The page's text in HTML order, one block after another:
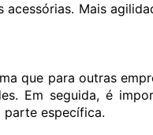
Mais
que para outras
Em seguida, é
parte específica.